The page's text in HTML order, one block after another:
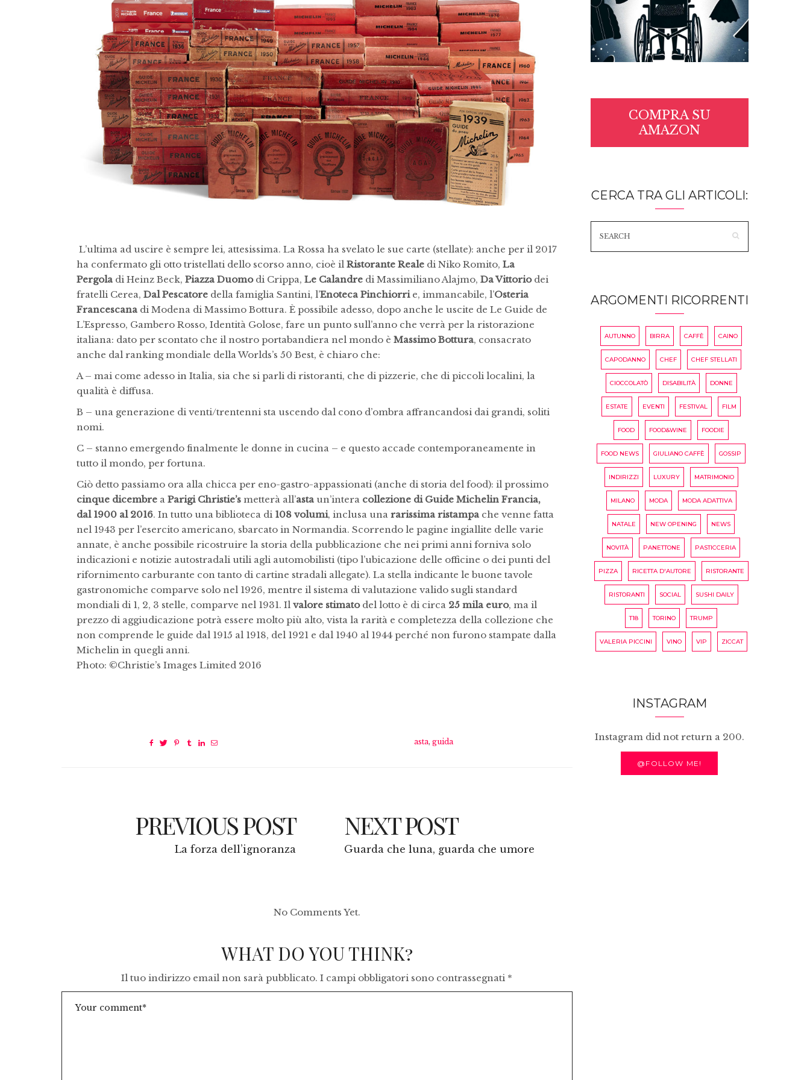
L’ultima ad uscire è sempre lei, attesissima. La Rossa ha svelato le sue carte (stellate): anche per il 2017
ha confermato gli otto tristellati dello scorso anno, cioè il Ristorante Reale di Niko Romito, La
Pergola di Heinz Beck, Piazza Duomodi Crippa, Le Calandre di Massimiliano Alajmo, Da Vittoriodei
fratelli Cerea, Dal Pescatore della famiglia Santini, l’Enoteca Pinchiorrie, immancabile, l’Osteria
Francescana di Modena di Massimo Bottura. È possibile adesso, dopo anche le uscite de Le Guide de
L’Espresso, Gambero Rosso, Identità Golose, fare un punto sull’anno che verrà per la ristorazione
italiana: dato per scontato che il nostro portabandiera nel mondo è Massimo Bottura, consacrato
anche dal ranking mondiale della Worlds’s 50 Best, è chiaro che:
A – mai come adesso in Italia, sia che si parli di ristoranti, che di pizzerie, che di piccoli localini, la
qualità è diffusa.
B – una generazione di venti/trentenni sta uscendo dal cono d’ombra affrancandosi dai grandi, soliti
nomi.
C – stanno emergendo finalmente le donne in cucina – e questo accade contemporaneamente in
tutto il mondo, per fortuna.
Ciò detto passiamo ora alla chicca per eno-gastro-appassionati (anche di storia del food): il prossimo
cinque dicembre a Parigi Christie’s metterà all’asta un’intera collezione di Guide Michelin Francia,
dal 1900 al 2016. In tutto una biblioteca di 108 volumi, inclusa una rarissima ristampa che venne fatta
nel 1943 per l’esercito americano, sbarcato in Normandia. Scorrendo le pagine ingiallite delle varie
annate, è anche possibile ricostruire la storia della pubblicazione che nei primi anni forniva solo
indicazioni e notizie autostradali utili agli automobilisti (tipo l’ubicazione delle officine o dei punti del
rifornimento carburante con tanto di cartine stradali allegate). La stella indicante le buone tavole
gastronomiche comparve solo nel 1926, mentre il sistema di valutazione valido sugli standard
mondiali di 1, 2, 3 stelle, comparve nel 1931. Il valore stimatodel lotto è di circa 25 mila euro, ma il
prezzo di aggiudicazione potrà essere molto più alto, vista la rarità e completezza della collezione che
non comprende le guide dal 1915 al 1918, del 1921 e dal 1940 al 1944 perché non furono stampate dalla
Michelin in quegli anni.
Photo: ©Christie’s Images Limited 2016
asta, guida
PREVIOUS POST
La forza dell’ignoranza
NEXT POST
Guarda che luna, guarda che umore
No Comments Yet.
WHAT DO YOU THINK?
Il tuo indirizzo email non sarà pubblicato. I campi obbligatori sono contrassegnati *
COMPRA SU
AMAZON
CERCA TRA GLI ARTICOLI:
ARGOMENTI RICORRENTI
AUTUNNO BIRRA CAFFÈ CAINO
CAPODANNO CHEF CHEF STELLATI
CIOCCOLATÒ DISABILITÀ DONNE
ESTATE EVENTI FESTIVAL FILM
FOOD FOOD&WINE FOODIE
FOOD NEWS GIULIANO CAFFÈ GOSSIP
INDIRIZZI LUXURY MATRIMONIO
MILANO MODA MODA ADATTIVA
NATALE NEW OPENING NEWS
NOVITÀ PANETTONE PASTICCERIA
PIZZA RICETTA D'AUTORE RISTORANTE
RISTORANTI SOCIAL SUSHI DAILY
T18 TORINO TRUMP
VALERIA PICCINI VINO VIP ZICCAT
INSTAGRAM
Instagram did not return a 200.
@FOLLOW ME!